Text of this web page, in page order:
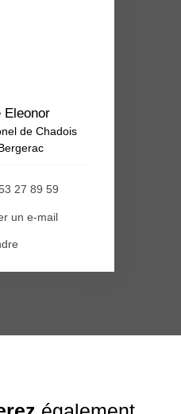
Eleonor
de Chadois
27 89 59
un e-mail